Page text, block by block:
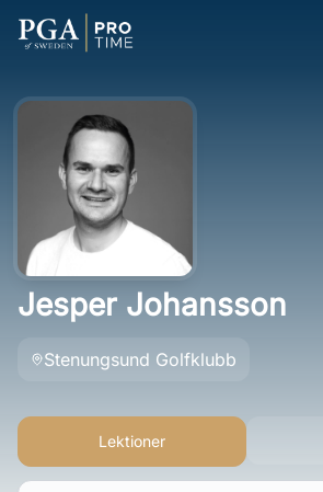
Jesper Johansson
Stenungsund Golfklubb
Lektioner